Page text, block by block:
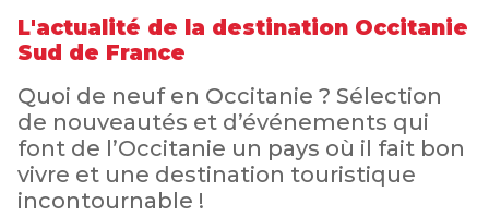
L'actualité de la destination Occitanie
Sud de France
Quoi de neuf en Occitanie ? Sélection
de nouveautés et d’événements qui
font de l’Occitanie un pays où il fait bon
vivre et une destination touristique
incontournable !